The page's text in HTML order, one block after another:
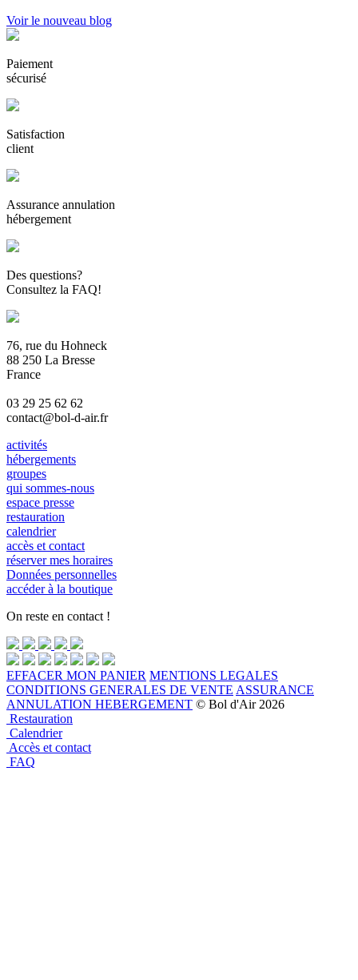
Voir le nouveau blog
Paiement
sécurisé
Satisfaction
client
Assurance annulation
hébergement
Des questions?
Consultez la FAQ!
76, rue du Hohneck
88 250 La Bresse
France
03 29 25 62 62
contact@bol-d-air.fr
activités
hébergements
groupes
qui sommes-nous
espace presse
restauration
calendrier
accès et contact
réserver mes horaires
Données personnelles
accéder à la boutique
On reste en contact !
EFFACER MON PANIER MENTIONS LEGALES
CONDITIONS GENERALES DE VENTE ASSURANCE
ANNULATION HEBERGEMENT © Bol d'Air 2026
Restauration
Calendrier
Accès et contact
FAQ